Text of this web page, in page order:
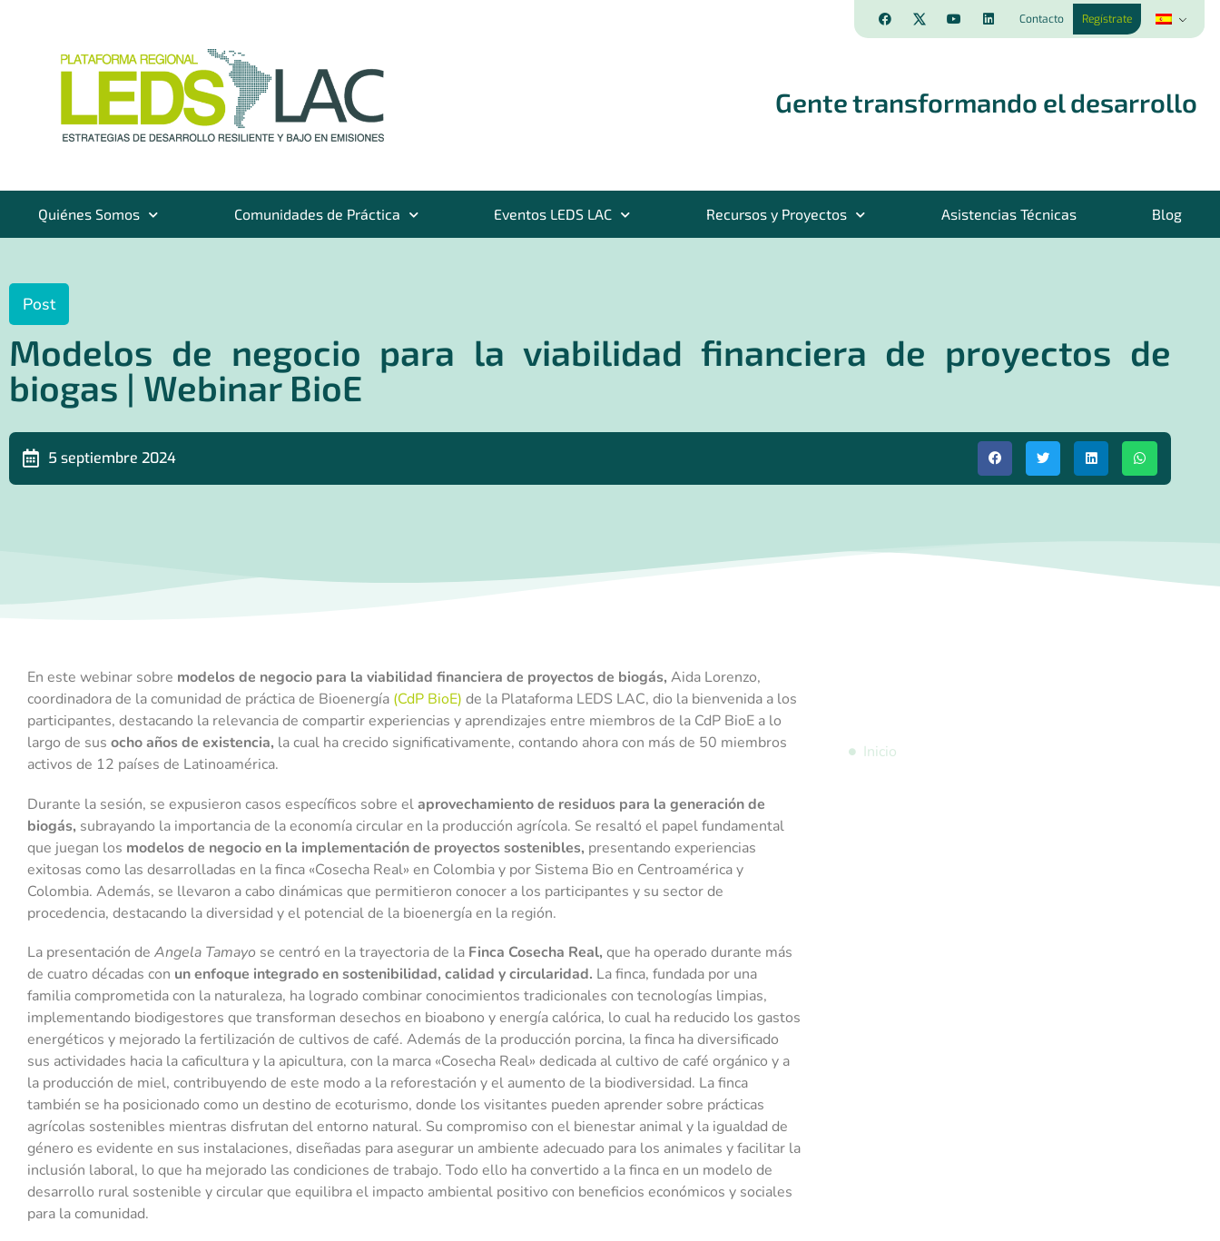
Contacto Regístrate
Gente transformando el desarrollo
Quiénes Somos Comunidades de Práctica Eventos LEDS LAC Recursos y Proyectos Asistencias Técnicas Blog
Post
Modelos de negocio para la viabilidad financiera de proyectos de
biogas | Webinar BioE
5 septiembre 2024
En este webinar sobre modelos de negocio para la viabilidad financiera de proyectos de biogás, Aida Lorenzo,
coordinadora de la comunidad de práctica de Bioenergía (CdP BioE) de la Plataforma LEDS LAC, dio la bienvenida a los
participantes, destacando la relevancia de compartir experiencias y aprendizajes entre miembros de la CdP BioE a lo
largo de sus ocho años de existencia, la cual ha crecido significativamente, contando ahora con más de 50 miembros
activos de 12 países de Latinoamérica.
Durante la sesión, se expusieron casos específicos sobre elaprovechamiento de residuos para la generación de
biogás, subrayando la importancia de la economía circular en la producción agrícola. Se resaltó el papel fundamental
que juegan los modelos de negocio en la implementación de proyectos sostenibles, presentando experiencias
exitosas como las desarrolladas en la finca «Cosecha Real» en Colombia y por Sistema Bio en Centroamérica y
Colombia. Además, se llevaron a cabo dinámicas que permitieron conocer a los participantes y su sector de
procedencia, destacando la diversidad y el potencial de la bioenergía en la región.
La presentación de Angela Tamayo se centró en la trayectoria de la Finca Cosecha Real, que ha operado durante más
de cuatro décadas con un enfoque integrado en sostenibilidad, calidad y circularidad. La finca, fundada por una
familia comprometida con la naturaleza, ha logrado combinar conocimientos tradicionales con tecnologías limpias,
implementando biodigestores que transforman desechos en bioabono y energía calórica, lo cual ha reducido los gastos
energéticos y mejorado la fertilización de cultivos de café. Además de la producción porcina, la finca ha diversificado
sus actividades hacia la caficultura y la apicultura, con la marca «Cosecha Real» dedicada al cultivo de café orgánico y a
la producción de miel, contribuyendo de este modo a la reforestación y el aumento de la biodiversidad. La finca
también se ha posicionado como un destino de ecoturismo, donde los visitantes pueden aprender sobre prácticas
agrícolas sostenibles mientras disfrutan del entorno natural. Su compromiso con el bienestar animal y la igualdad de
género es evidente en sus instalaciones, diseñadas para asegurar un ambiente adecuado para los animales y facilitar la
inclusión laboral, lo que ha mejorado las condiciones de trabajo. Todo ello ha convertido a la finca en un modelo de
desarrollo rural sostenible y circular que equilibra el impacto ambiental positivo con beneficios económicos y sociales
para la comunidad.
Inicio